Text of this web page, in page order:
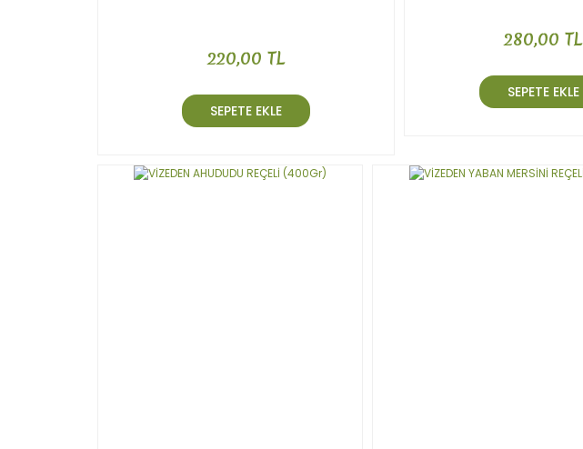
220,00 TL
SEPETE EKLE
280,00 TL
SEPETE EKLE